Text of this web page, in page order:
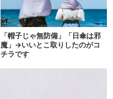
「帽子じゃ無防備」「日傘は邪
魔」→いいとこ取りしたのがコ
チラです